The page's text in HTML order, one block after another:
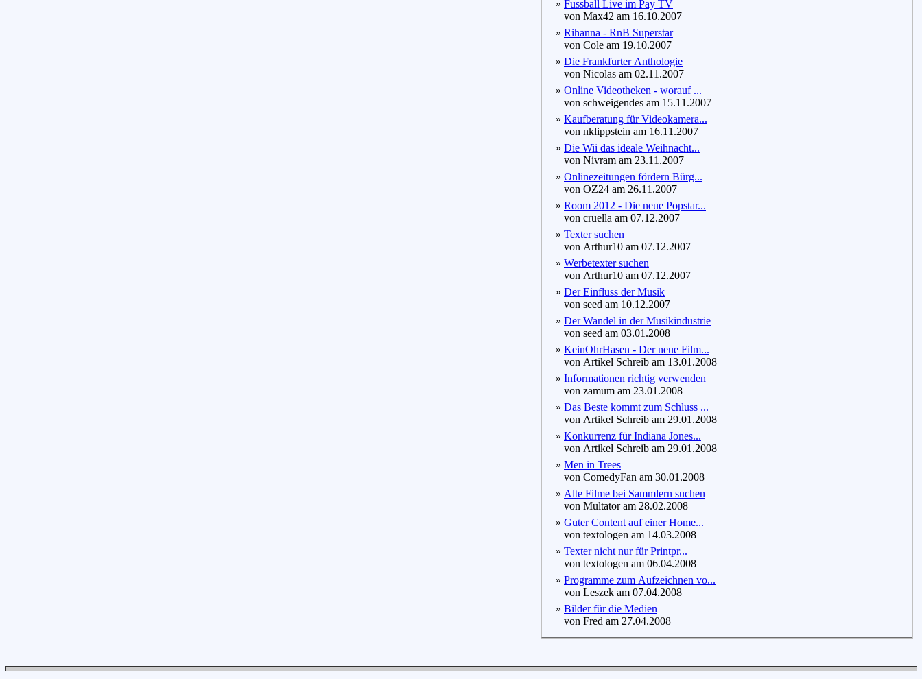
» Fussball Live im Pay TV
von Max42 am 16.10.2007
» Rihanna - RnB Superstar
von Cole am 19.10.2007
» Die Frankfurter Anthologie
von Nicolas am 02.11.2007
» Online Videotheken - worauf ...
von schweigendes am 15.11.2007
» Kaufberatung für Videokamera...
von nklippstein am 16.11.2007
» Die Wii das ideale Weihnacht...
von Nivram am 23.11.2007
» Onlinezeitungen fördern Bürg...
von OZ24 am 26.11.2007
» Room 2012 - Die neue Popstar...
von cruella am 07.12.2007
» Texter suchen
von Arthur10 am 07.12.2007
» Werbetexter suchen
von Arthur10 am 07.12.2007
» Der Einfluss der Musik
von seed am 10.12.2007
» Der Wandel in der Musikindustrie
von seed am 03.01.2008
» KeinOhrHasen - Der neue Film...
von Artikel Schreib am 13.01.2008
» Informationen richtig verwenden
von zamum am 23.01.2008
» Das Beste kommt zum Schluss ...
von Artikel Schreib am 29.01.2008
» Konkurrenz für Indiana Jones...
von Artikel Schreib am 29.01.2008
» Men in Trees
von ComedyFan am 30.01.2008
» Alte Filme bei Sammlern suchen
von Multator am 28.02.2008
» Guter Content auf einer Home...
von textologen am 14.03.2008
» Texter nicht nur für Printpr...
von textologen am 06.04.2008
» Programme zum Aufzeichnen vo...
von Leszek am 07.04.2008
» Bilder für die Medien
von Fred am 27.04.2008